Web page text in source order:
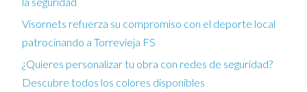
Visornets refuerza su compromiso con el deporte local
patrocinando a Torrevieja FS
¿Quieres personalizar tu obra con redes de seguridad?
Descubre todos los colores disponibles